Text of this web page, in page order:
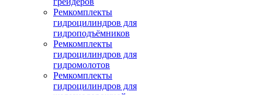
Ремкомплекты
гидроцилиндров для
гидроподъёмников
Ремкомплекты
гидроцилиндров для
гидромолотов
Ремкомплекты
гидроцилиндров для